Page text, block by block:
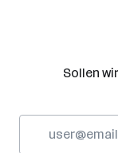
Sollen